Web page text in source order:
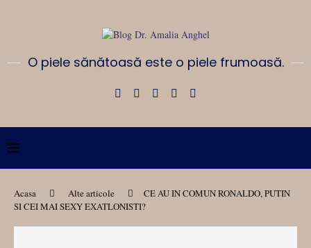
O piele sănătoasă este o piele frumoasă.
Acasa Alte articole
CE AU IN COMUN RONALDO, PUTIN
SI CEI MAI SEXY EXATLONISTI?